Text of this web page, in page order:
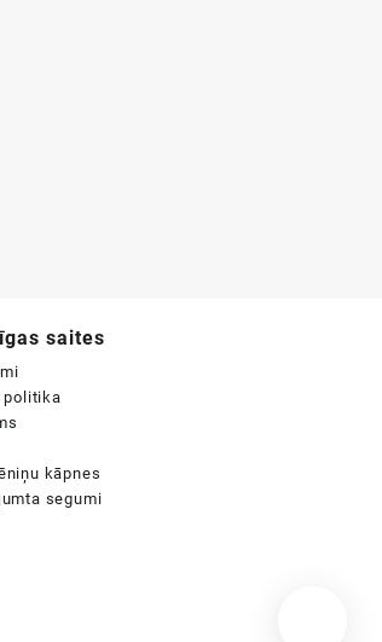
saites
kāpnes
segumi